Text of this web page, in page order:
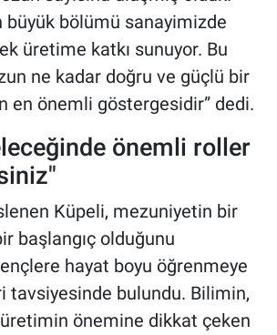
büyük bölümü sanayimizde
üretime katkı sunuyor. Bu
ne kadar doğru ve güçlü bir
en önemli göstergesidir” dedi.
önemli roller
Küpeli, mezuniyetin bir
başlangıç olduğunu
hayat boyu öğrenmeye
tavsiyesinde bulundu. Bilimin,
önemine dikkat çeken